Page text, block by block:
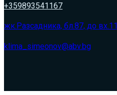
+359893541167
жк.Разсадника, бл.87, до вх.11
klima_simeonov@abv.bg